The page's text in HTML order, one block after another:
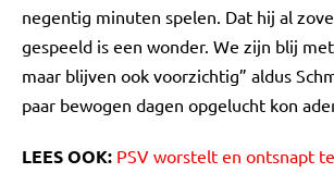
negentig minuten spelen. Dat hij al
gespeeld is een wonder. We zijn blij
maar blijven ook voorzichtig” aldus
paar bewogen dagen opgelucht kon
LEES OOK: PSV worstelt en ontsnapt